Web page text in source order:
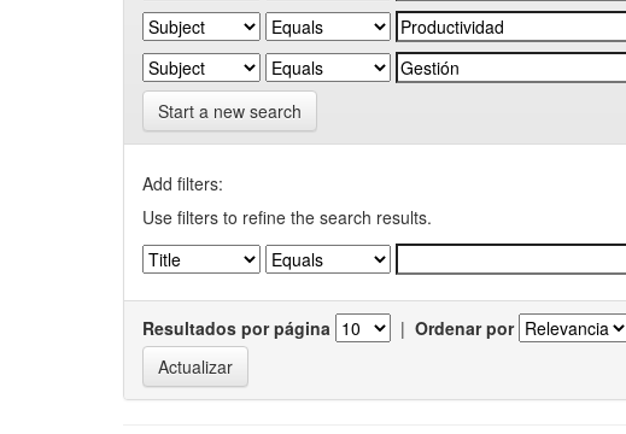
Start a new search
Add filters:
Use filters to refine the search results.
Resultados por página | Ordenar por